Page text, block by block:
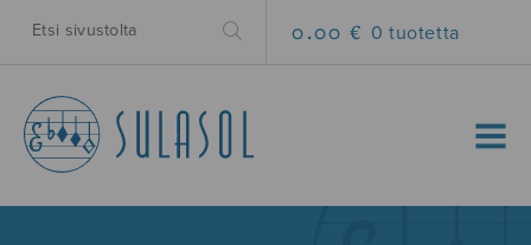
0.00 € 0 tuotetta
MENU